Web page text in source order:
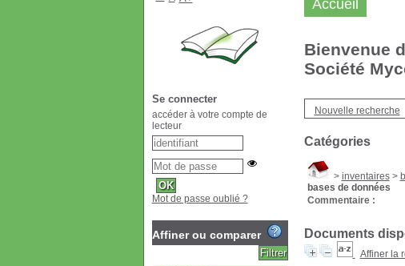
Bienvenue
Société
Nouvelle recherche
Catégories
> inventaires>
bases de données
Commentaire :
Documents
Affiner la
Accueil
Se connecter
accéder à votre compte de
lecteur
Mot de passe oublié ?
Affiner ou comparer